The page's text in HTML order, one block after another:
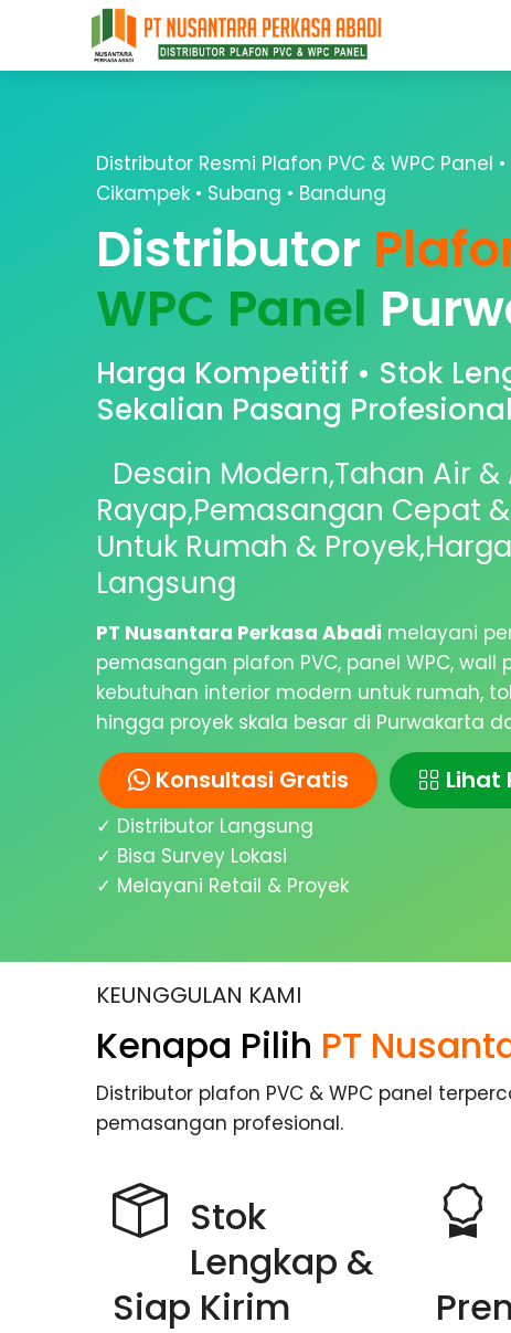
Distributor Resmi Plafon PVC & WPC Panel
Cikampek • Subang • Bandung
Distributor
WPC Panel
Harga Kompetitif • Stok
Sekalian Pasang Profesional
Desain Modern,Tahan Air &
Rayap,Pemasangan Cepat
Untuk Rumah &
Langsung
PT Nusantara Perkasa Abadi melayani
pemasangan plafon PVC, panel WPC, wall
kebutuhan interior modern untuk rumah,
hingga proyek skala besar di Purwakarta
Konsultasi Gratis Lihat
✓ Distributor Langsung
✓ Bisa Survey Lokasi
✓ Melayani Retail & Proyek
KEUNGGULAN KAMI
Kenapa Pilih PT
Distributor plafon PVC & WPC panel
pemasangan profesional.
Stok
Lengkap &
Siap Kirim